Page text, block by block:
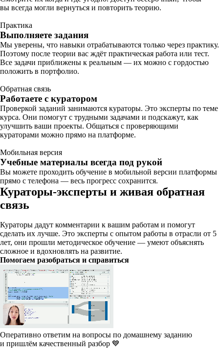
вы всегда могли вернуться и повторить теорию.
Практика
Выполняете задания
Мы уверены, что навыки отрабатываются только через практику.
Поэтому после теории вас ждёт практическая работа или тест.
Все задачи приближены к реальным — их можно с гордостью
положить в портфолио.
Обратная связь
Работаете с куратором
Проверкой заданий занимаются кураторы. Это эксперты по теме
курса. Они помогут с трудными задачами и подскажут, как
улучшить ваши проекты. Общаться с проверяющими
кураторами можно прямо на платформе.
Мобильная версия
Учебные материалы всегда под рукой
Вы можете проходить обучение в мобильной версии платформы
прямо с телефона — весь прогресс сохранится.
Кураторы-эксперты и живая обратная
связь
Кураторы дадут комментарии к вашим работам и помогут
сделать их лучше. Это эксперты с опытом работы в отрасли от 5
лет, они прошли методическое обучение — умеют объяснять
сложное и вдохновлять на развитие.
Помогаем разобраться и справиться
Оперативно ответим на вопросы по домашнему заданию
и пришлём качественный разбор 💙